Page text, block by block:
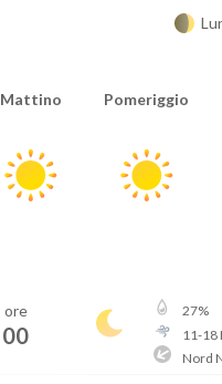
Mattino Pomeriggio
ore
00
27%
11-18
Nord